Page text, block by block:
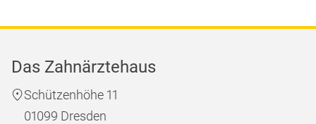
Das Zahnärztehaus
Schützenhöhe 11
01099 Dresden